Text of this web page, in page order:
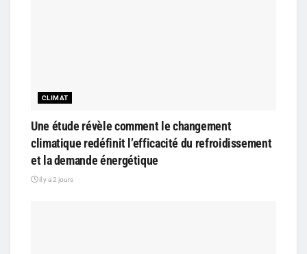
CLIMAT
Une étude révèle comment le changement
climatique redéfinit l’efficacité du refroidissement
et la demande énergétique
il y a 2 jours